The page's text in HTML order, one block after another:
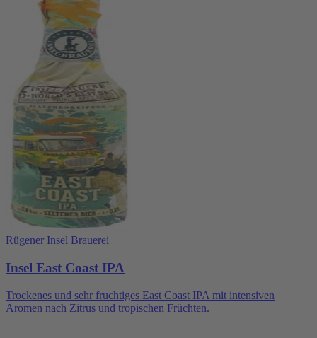
Rügener Insel Brauerei
Insel East Coast IPA
Trockenes und sehr fruchtiges East Coast IPA mit intensiven
Aromen nach Zitrus und tropischen Früchten.